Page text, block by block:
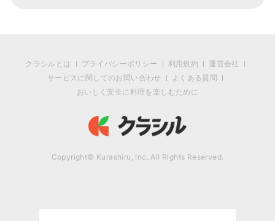
クラシルとは プライバシーポリシー 利用規約
運営会社
サービスに関してのお問い合わせ
よくある質問
おいしく安全に料理を楽しむために
Copyright© Kurashiru, Inc. All Rights Reserved.